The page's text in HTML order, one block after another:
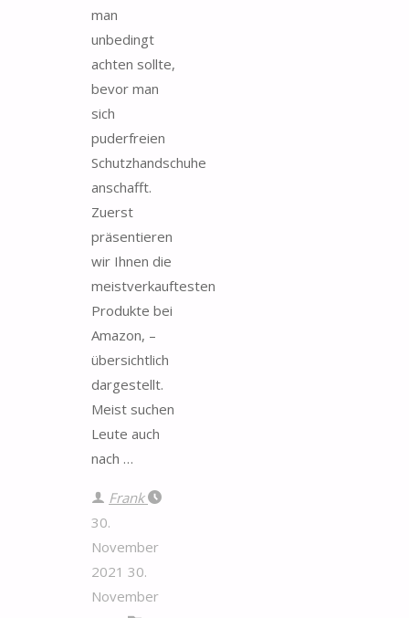
man
unbedingt
achten sollte,
bevor man
sich
puderfreien
Schutzhandschuhe
anschafft.
Zuerst
präsentieren
wir Ihnen die
meistverkauftesten
Produkte bei
Amazon, –
übersichtlich
dargestellt.
Meist suchen
Leute auch
nach …
Frank
30.
November
2021 30.
November